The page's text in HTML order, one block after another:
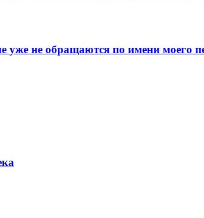
уже не обращаются по имени моего